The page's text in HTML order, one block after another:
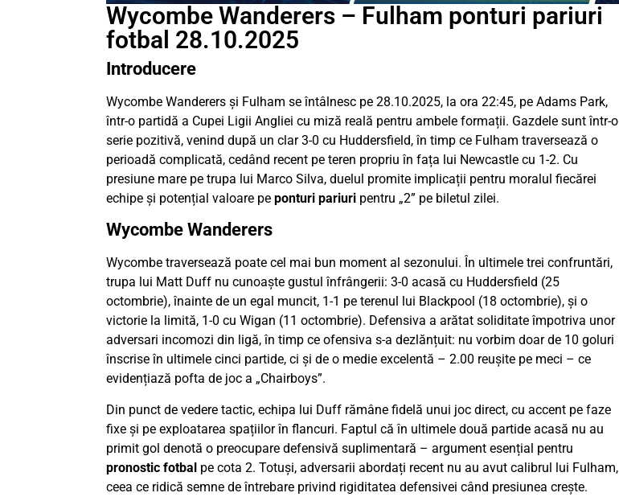
Wycombe Wanderers – Fulham ponturi pariuri
fotbal 28.10.2025
Introducere
Wycombe Wanderers și Fulham se întâlnesc pe 28.10.2025, la ora 22:45, pe Adams Park,
într-o partidă a Cupei Ligii Angliei cu miză reală pentru ambele formații. Gazdele sunt într-o
serie pozitivă, venind după un clar 3-0 cu Huddersfield, în timp ce Fulham traversează o
perioadă complicată, cedând recent pe teren propriu în fața lui Newcastle cu 1-2. Cu
presiune mare pe trupa lui Marco Silva, duelul promite implicații pentru moralul fiecărei
echipe și potențial valoare pe ponturi pariuri pentru „2” pe biletul zilei.
Wycombe Wanderers
Wycombe traversează poate cel mai bun moment al sezonului. În ultimele trei confruntări,
trupa lui Matt Duff nu cunoaște gustul înfrângerii: 3-0 acasă cu Huddersfield (25
octombrie), înainte de un egal muncit, 1-1 pe terenul lui Blackpool (18 octombrie), și o
victorie la limită, 1-0 cu Wigan (11 octombrie). Defensiva a arătat soliditate împotriva unor
adversari incomozi din ligă, în timp ce ofensiva s-a dezlănțuit: nu vorbim doar de 10 goluri
înscrise în ultimele cinci partide, ci și de o medie excelentă – 2.00 reușite pe meci – ce
evidențiază pofta de joc a „Chairboys”.
Din punct de vedere tactic, echipa lui Duff rămâne fidelă unui joc direct, cu accent pe faze
fixe și pe exploatarea spațiilor în flancuri. Faptul că în ultimele două partide acasă nu au
primit gol denotă o preocupare defensivă suplimentară – argument esențial pentru
pronostic fotbal pe cota 2. Totuși, adversarii abordați recent nu au avut calibrul lui Fulham,
ceea ce ridică semne de întrebare privind rigiditatea defensivei când presiunea crește.